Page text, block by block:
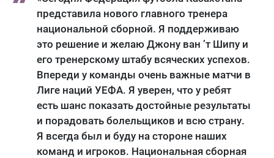
представила нового главного тренера
национальной сборной. Я поддерживаю
это решение и желаю Джону ван ’т Шипу и
его тренерскому штабу всяческих успехов.
Впереди у команды очень важные матчи в
Лиге наций УЕФА. Я уверен, что у ребят
есть шанс показать достойные результаты
и порадовать болельщиков и всю страну.
Я всегда был и буду на стороне наших
команд и игроков. Национальная сборная